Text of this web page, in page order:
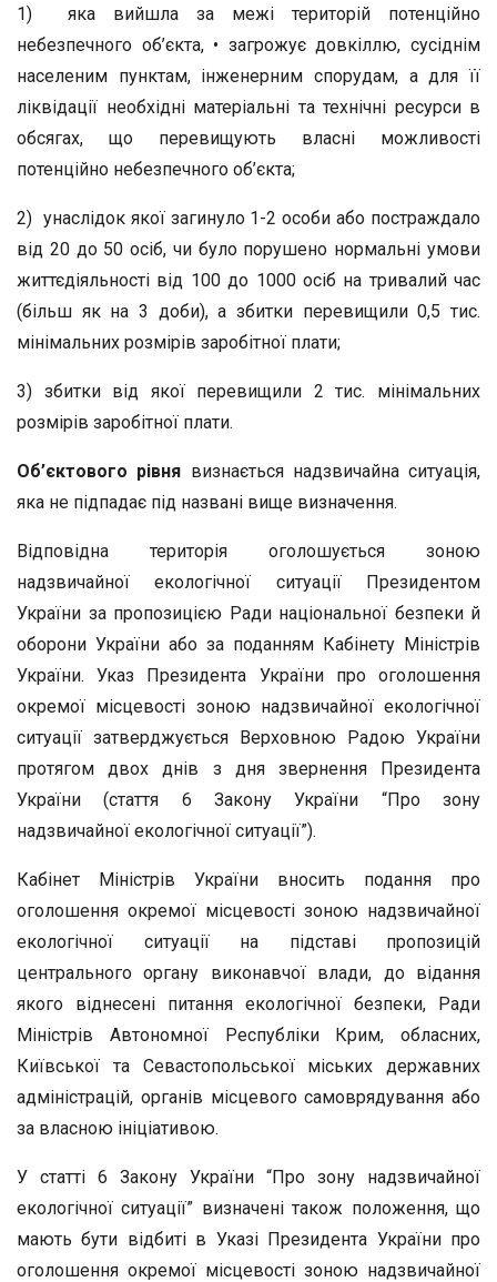
1) яка вийшла за межі територій потенційно
небезпечного об’єкта, • загрожує довкіллю, сусіднім
населеним пунктам, інженерним спорудам, а для її
ліквідації необхідні матеріальні та технічні ресурси в
обсягах, що перевищують власні можливості
потенційно небезпечного об’єкта;
2) унаслідок якої загинуло 1-2 особи або постраждало
від 20 до 50 осіб, чи було порушено нормальні умови
життєдіяльності від 100 до 1000 осіб на тривалий час
(більш як на 3 доби), а збитки перевищили 0,5 тис.
мінімальних розмірів заробітної плати;
3) збитки від якої перевищили 2 тис. мінімальних
розмірів заробітної плати.
Об’єктового рівня визнається надзвичайна ситуація,
яка не підпадає під названі вище визначення.
Відповідна територія оголошується зоною
надзвичайної екологічної ситуації Президентом
України за пропозицією Ради національної безпеки й
оборони України або за поданням Кабінету Міністрів
України. Указ Президента України про оголошення
окремої місцевості зоною надзвичайної екологічної
ситуації затверджується Верховною Радою України
протягом двох днів з дня звернення Президента
України (стаття 6 Закону України “Про зону
надзвичайної екологічної ситуації”).
Кабінет Міністрів України вносить подання про
оголошення окремої місцевості зоною надзвичайної
екологічної ситуації на підставі пропозицій
центрального органу виконавчої влади, до відання
якого віднесені питання екологічної безпеки, Ради
Міністрів Автономної Республіки Крим, обласних,
Київської та Севастопольської міських державних
адміністрацій, органів місцевого самоврядування або
за власною ініціативою.
У статті 6 Закону України “Про зону надзвичайної
екологічної ситуації” визначені також положення, що
мають бути відбиті в Указі Президента України про
оголошення окремої місцевості зоною надзвичайної